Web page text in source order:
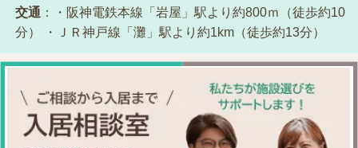
交通 ：・阪神電鉄本線「岩屋」駅より約800ｍ（徒歩約10
分）
・ＪＲ神戸線「灘」駅より約1km（徒歩約13分）